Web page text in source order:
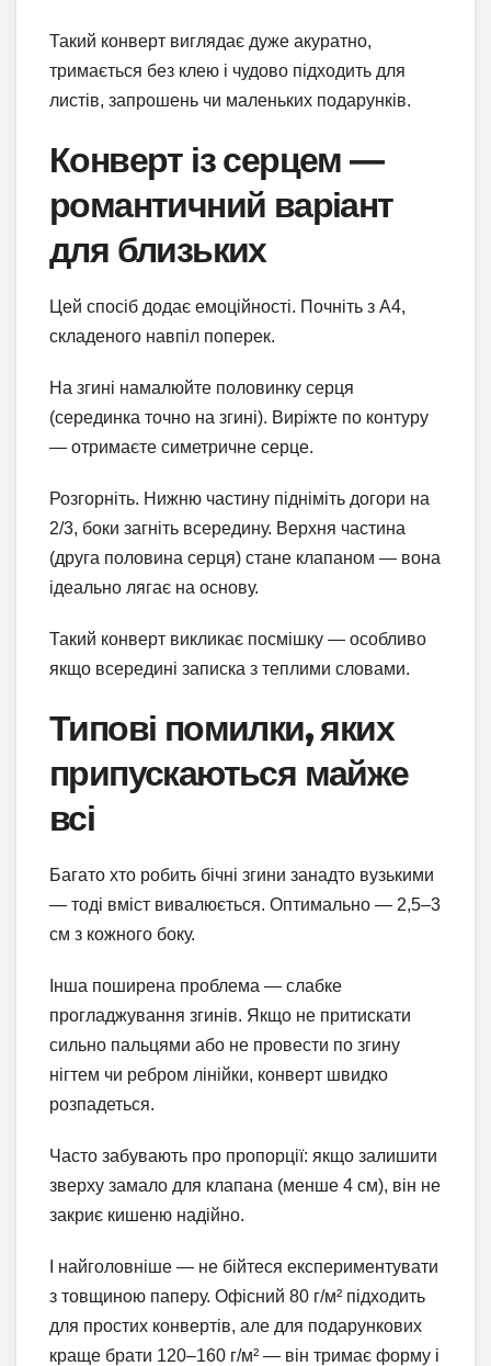
Такий конверт виглядає дуже акуратно,
тримається без клею і чудово підходить для
листів, запрошень чи маленьких подарунків.
Конверт із серцем —
романтичний варіант
для близьких
Цей спосіб додає емоційності. Почніть з А4,
складеного навпіл поперек.
На згині намалюйте половинку серця
(серединка точно на згині). Виріжте по контуру
— отримаєте симетричне серце.
Розгорніть. Нижню частину підніміть догори на
2/3, боки загніть всередину. Верхня частина
(друга половина серця) стане клапаном — вона
ідеально лягає на основу.
Такий конверт викликає посмішку — особливо
якщо всередині записка з теплими словами.
Типові помилки, яких
припускаються майже
всі
Багато хто робить бічні згини занадто вузькими
— тоді вміст вивалюється. Оптимально — 2,5–3
см з кожного боку.
Інша поширена проблема — слабке
прогладжування згинів. Якщо не притискати
сильно пальцями або не провести по згину
нігтем чи ребром лінійки, конверт швидко
розпадеться.
Часто забувають про пропорції: якщо залишити
зверху замало для клапана (менше 4 см), він не
закриє кишеню надійно.
І найголовніше — не бійтеся експериментувати
з товщиною паперу. Офісний 80 г/м² підходить
для простих конвертів, але для подарункових
краще брати 120–160 г/м² — він тримає форму і